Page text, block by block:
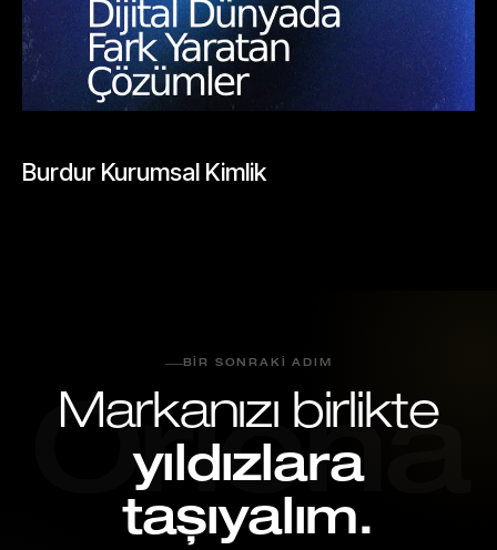
Burdur Kurumsal Kimlik
Oriona
BIR SONRAKI ADIM
Markanızı birlikte
yıldızlara
taşıyalım.